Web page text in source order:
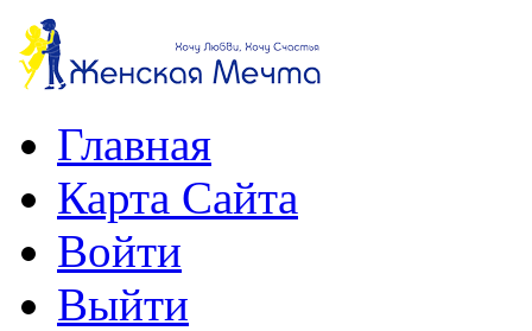
Главная
Карта Сайта
Войти
Выйти